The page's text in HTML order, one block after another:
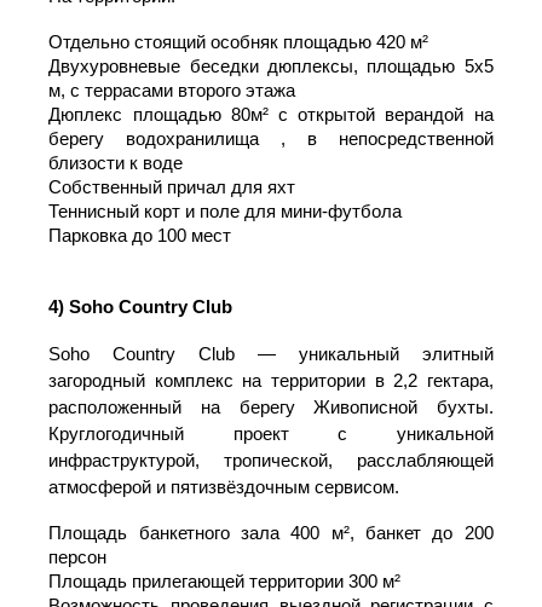
до 300 человек в формате фуршета.
3) Skyriver
Загородный клуб в живописном месте на
клязьминского водохранилища.
Отдельно стоящий особняк площадью 420 м²
Двухуровневые беседки дюплексы, площадью
м, с террасами второго этажа
Дюплекс площадью 80м² с открытой
берегу водохранилища , в
близости к воде
Собственный причал для яхт
Теннисный корт и поле для мини-футбола
Парковка до 100 мест